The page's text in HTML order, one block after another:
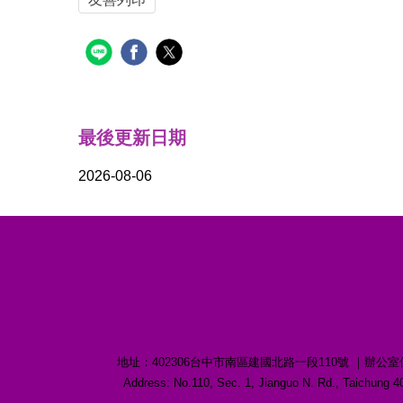
最後更新日期
2026-08-06
地址：402306台中市南區建國北路一段110號 ｜辦公
Address: No.110, Sec. 1, Jianguo N. Rd., Taichung